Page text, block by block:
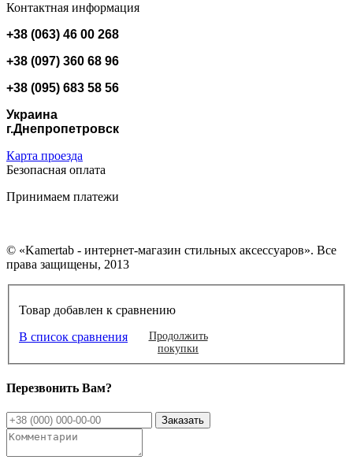
Контактная информация
+38 (063) 46 00 268
+38 (097) 360 68 96
+38 (095) 683 58 56
Украина
г.Днепропетровск
Карта проезда
Безопасная оплата
Принимаем платежи
© «Kamertab - интернет-магазин стильных аксессуаров». Все
права защищены, 2013
Товар добавлен к сравнению
В список сравнения
Продолжить
покупки
Перезвонить Вам?